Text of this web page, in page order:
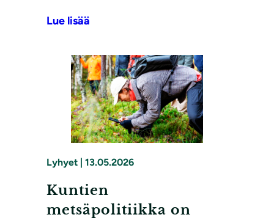
Lue lisää
Lyhyet | 13.05.2026
Kuntien
metsäpolitiikka on